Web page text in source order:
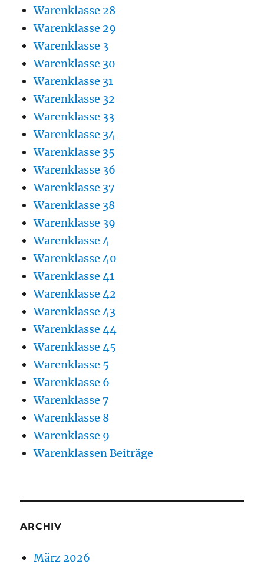
Warenklasse 28
Warenklasse 29
Warenklasse 3
Warenklasse 30
Warenklasse 31
Warenklasse 32
Warenklasse 33
Warenklasse 34
Warenklasse 35
Warenklasse 36
Warenklasse 37
Warenklasse 38
Warenklasse 39
Warenklasse 4
Warenklasse 40
Warenklasse 41
Warenklasse 42
Warenklasse 43
Warenklasse 44
Warenklasse 45
Warenklasse 5
Warenklasse 6
Warenklasse 7
Warenklasse 8
Warenklasse 9
Warenklassen Beiträge
ARCHIV
März 2026